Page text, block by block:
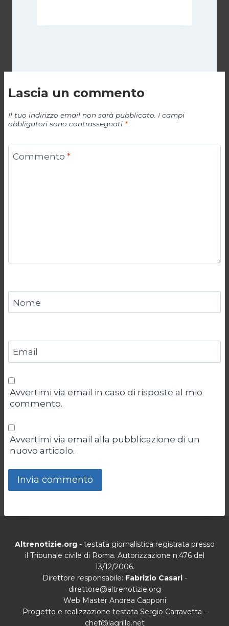
Lascia un commento
Il tuo indirizzo email non sarà pubblicato. I campi
obbligatori sono contrassegnati *
Commento *
Nome
Email
Avvertimi via email in caso di risposte al mio
commento.
Avvertimi via email alla pubblicazione di un
nuovo articolo.
Altrenotizie.org- testata giornalistica registrata presso
il Tribunale civile di Roma. Autorizzazione n.476 del
13/12/2006.
Direttore responsabile: Fabrizio Casari-
direttore@altrenotizie.org
Web Master Andrea Capponi
Progetto e realizzazione testata Sergio Carravetta -
chef@lagrille.net